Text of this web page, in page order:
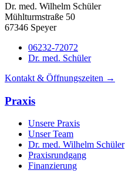
Dr. med. Wilhelm Schüler
Mühlturmstraße 50
67346 Speyer
06232-72072
Dr. med. Schüler
Kontakt & Öffnungszeiten →
Praxis
Unsere Praxis
Unser Team
Dr. med. Wilhelm Schüler
Praxisrundgang
Finanzierung